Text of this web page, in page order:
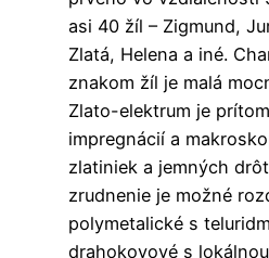
asi 40 žíl – Zigmund,
Zlatá, Helena a iné.
znakom žíl je malá
Zlato-elektrum je
impregnácií a
zlatiniek a jemných
zrudnenie je možné
polymetalické s
drahokovové s